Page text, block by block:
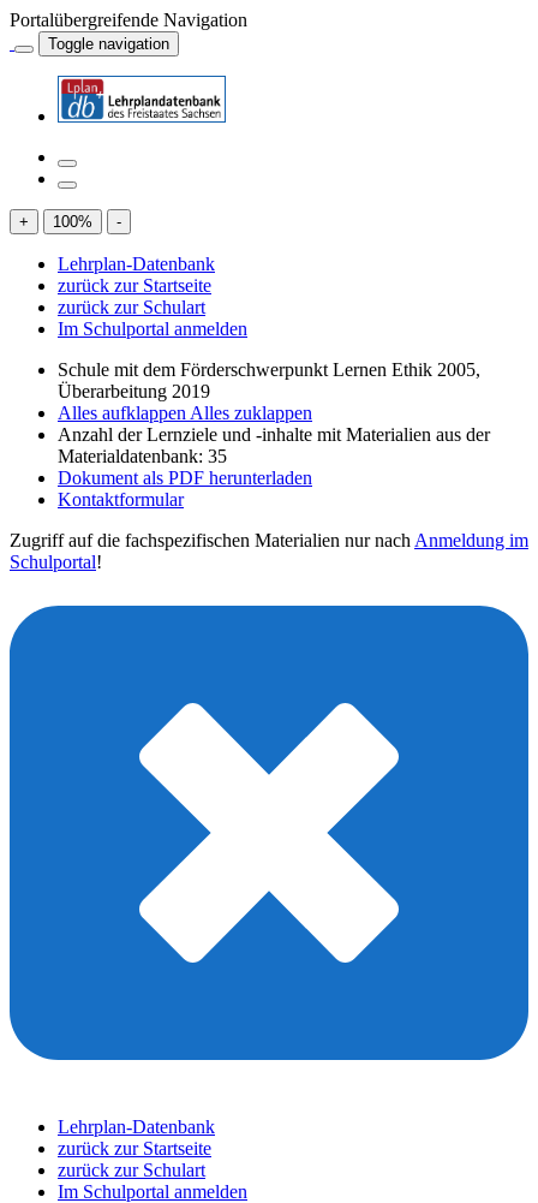
Portalübergreifende Navigation
Toggle navigation
+ 100% -
Lehrplan-Datenbank
zurück zur Startseite
zurück zur Schulart
Im Schulportal anmelden
Schule mit dem Förderschwerpunkt Lernen Ethik 2005,
Überarbeitung 2019
Alles aufklappen Alles zuklappen
Anzahl der Lernziele und -inhalte mit Materialien aus der
Materialdatenbank: 35
Dokument als PDF herunterladen
Kontaktformular
Zugriff auf die fachspezifischen Materialien nur nach Anmeldung im
Schulportal!
Lehrplan-Datenbank
zurück zur Startseite
zurück zur Schulart
Im Schulportal anmelden